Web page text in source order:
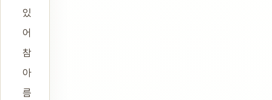
있
어
참
아
름